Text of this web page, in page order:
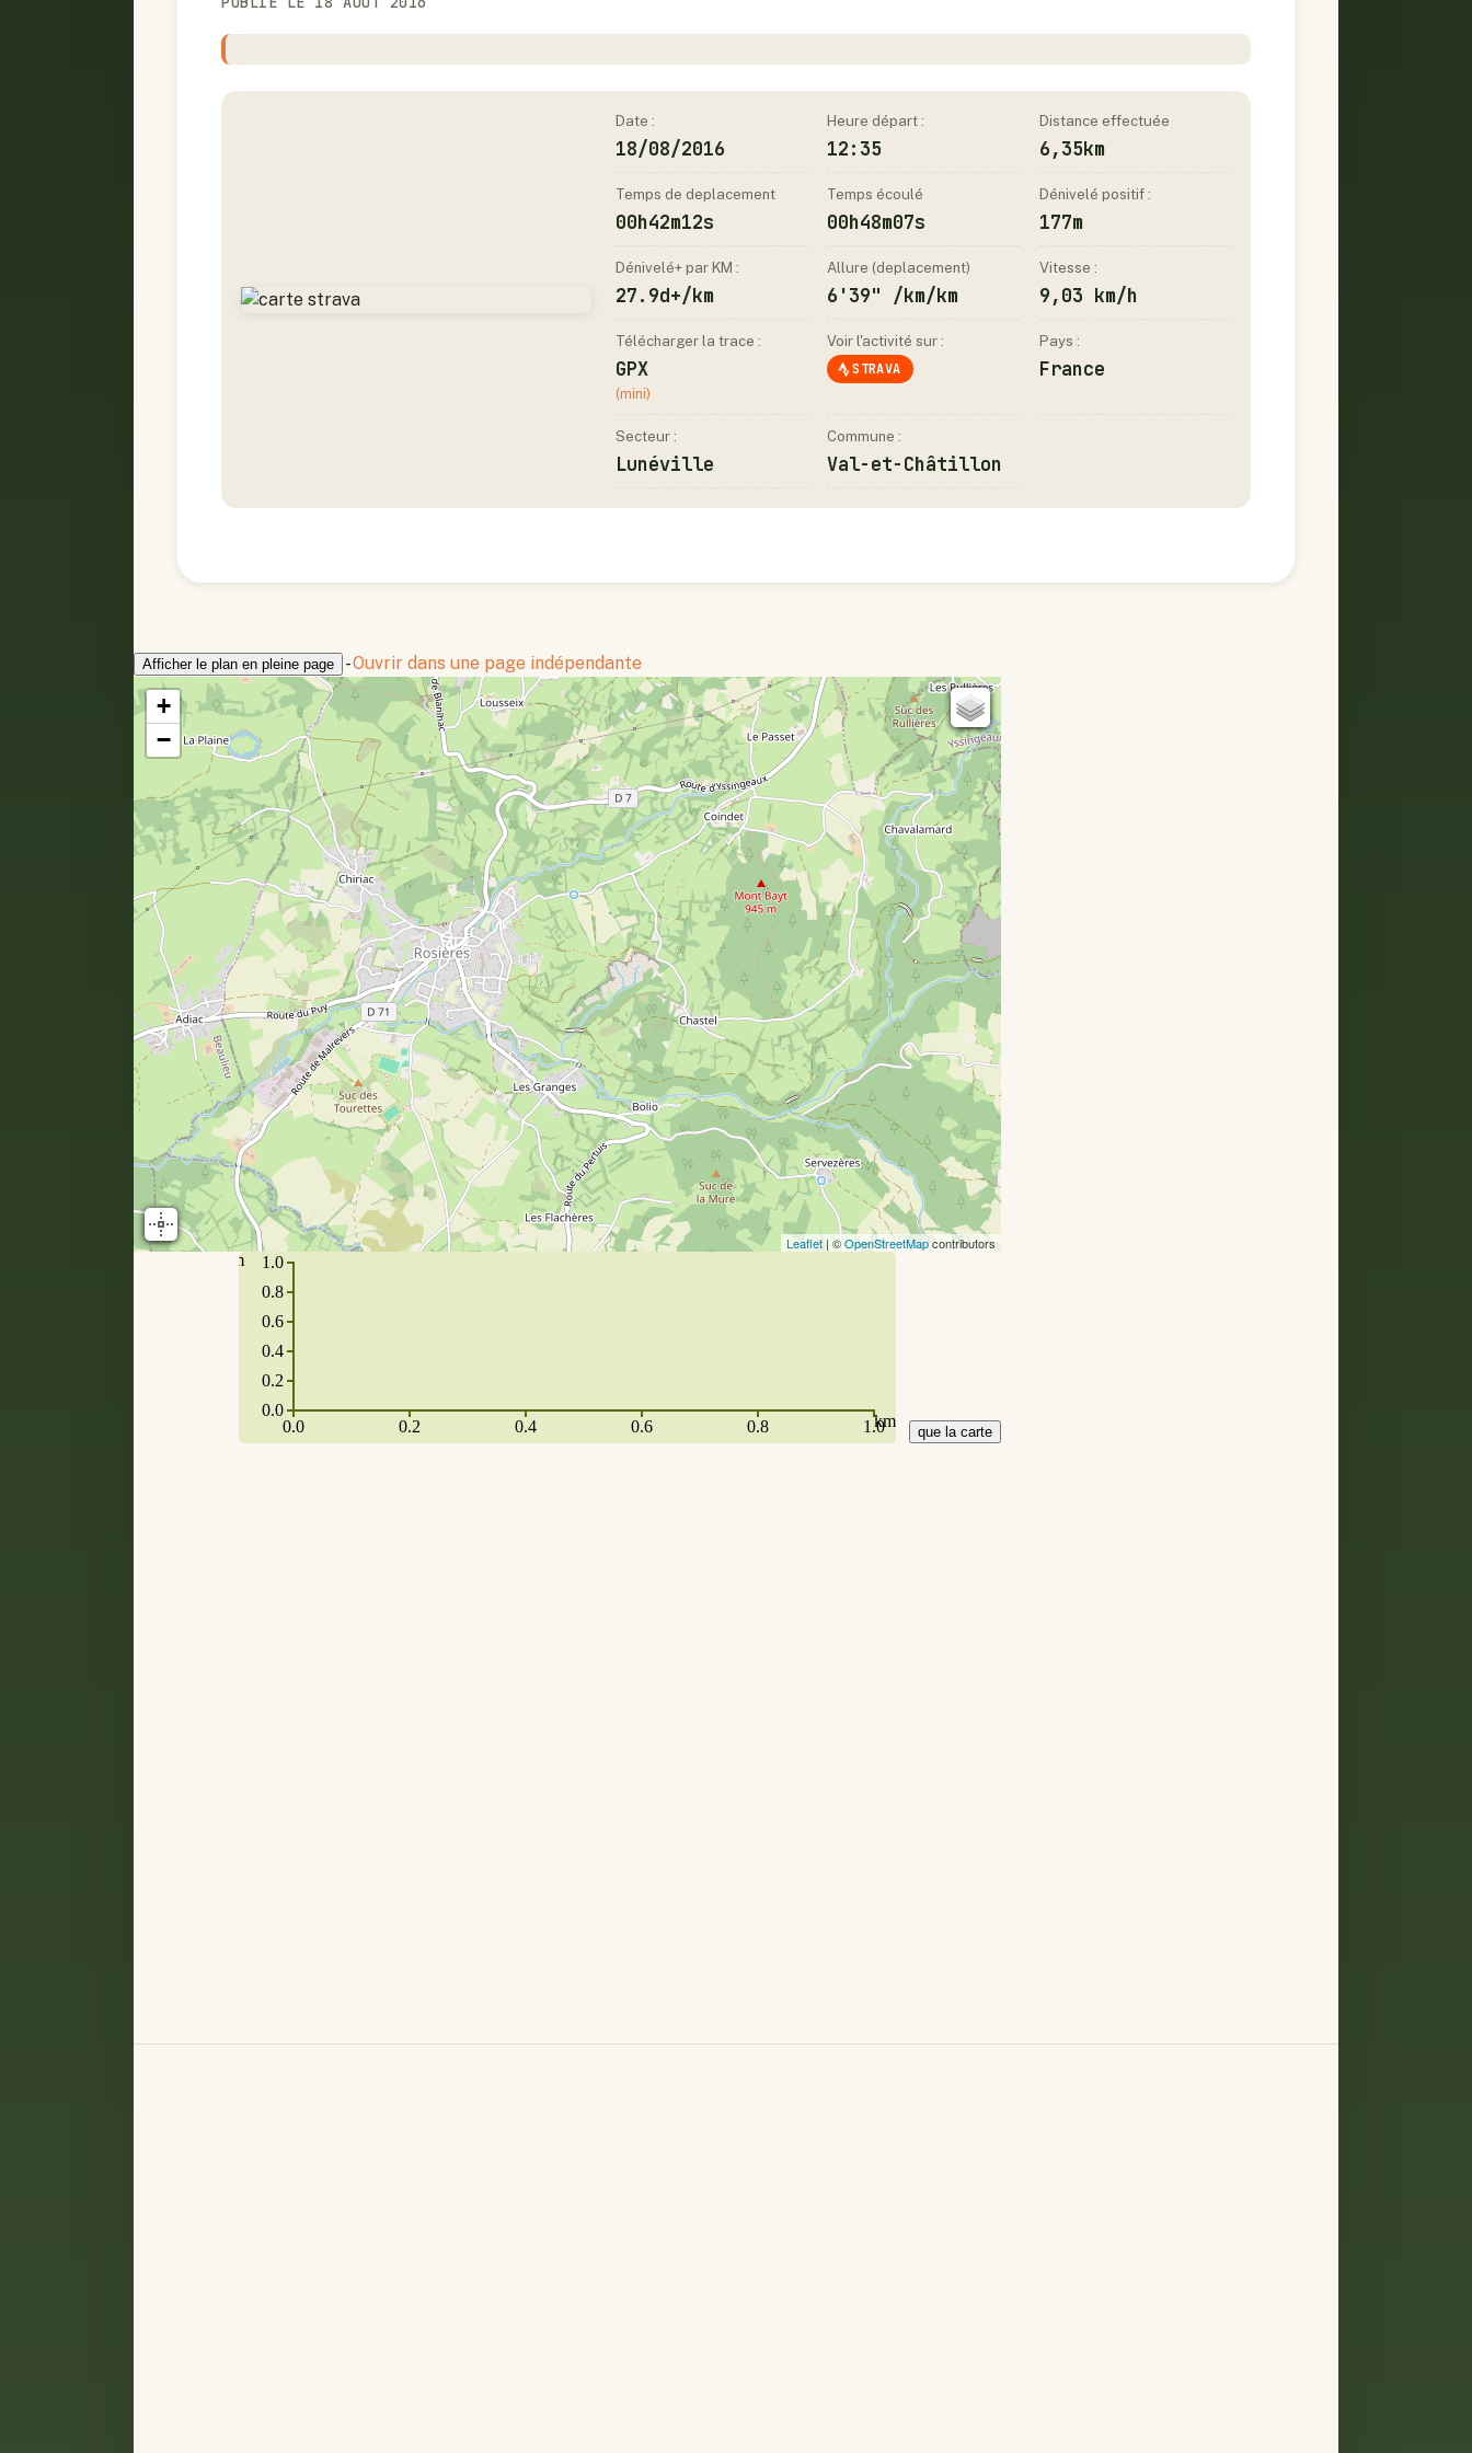
Date :
18/08/2016
Heure départ :
12:35
Distance effectuée
6,35km
Temps de deplacement
00h42m12s
Temps écoulé
00h48m07s
Dénivelé positif :
177m
Dénivelé+ par KM :
27.9d+/km
Allure (deplacement)
6'39" /km/km
Vitesse :
9,03 km/h
Télécharger la trace :
GPX
(mini)
Voir l'activité sur :
STRAVA
Pays :
France
Secteur :
Lunéville
Commune :
Val-et-Châtillon
Afficher le plan en pleine page -Ouvrir dans une page indépendante